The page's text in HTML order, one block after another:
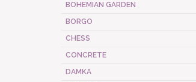
BOHEMIAN GARDEN
BORGO
CHESS
CONCRETE
DAMKA